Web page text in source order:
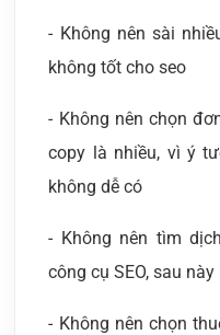
- Không nên sài
không tốt cho seo
- Không nên chọn
copy là nhiều, vì ý
không dễ có
- Không nên tìm
công cụ SEO, sau
- Không nên chọn